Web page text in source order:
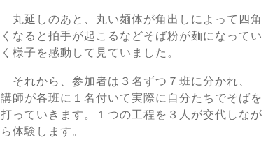
丸延しのあと、丸い麺体が角出しによって四角
くなると拍手が起こるなどそば粉が麺になってい
く様子を感動して見ていました。
それから、参加者は３名ずつ７班に分かれ、
講師が各班に１名付いて実際に自分たちでそばを
打っていきます。
１つの工程を３人が交代しなが
ら体験します。